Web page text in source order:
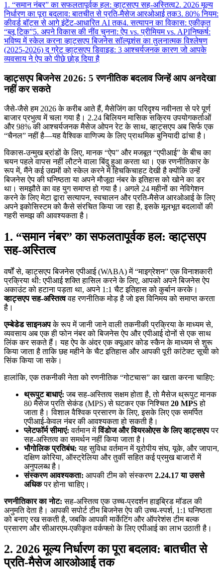
1. “समान नंबर” का सफलतापूर्वक हल: व्हाट्सएप सह-अस्तित्व2. 2026 मूल्य
निर्धारण का पूरा बदलाव: बातचीत से प्रति-मैसेज आरओआई तक3. 80% नियम:
कीवर्ड बॉट्स से आगे इंटेंट-आधारित AI तक4. सत्यापन का विकास: एकीकृत
“ब्लू टिक”5. अपने विकास की नींव चुनना: ऐप vs. प्रीमियम vs. APIनिष्कर्ष:
भविष्य में स्केल करनाव्हाट्सएप बिजनेस सॉल्यूशंस का तुलनात्मक विश्लेषण
(2025-2026)द ग्रेट व्हाट्सएप डिवाइड: 3 आश्चर्यजनक कारण जो आपके
व्यवसाय ने ऐप को पीछे छोड़ दिया है
व्हाट्सएप बिजनेस 2026: 5 रणनीतिक बदलाव जिन्हें आप अनदेखा
नहीं कर सकते
जैसे-जैसे हम 2026 के करीब आते हैं, मैसेजिंग का परिदृश्य नवीनता से परे पूर्ण
बाजार प्रभुत्व में चला गया है। 2.24 बिलियन मासिक सक्रिय उपयोगकर्ताओं
और 98% की आश्चर्यजनक मैसेज ओपन रेट के साथ, व्हाट्सएप अब सिर्फ एक
“चैनल” नहीं है—यह वैश्विक वाणिज्य के लिए प्राथमिक बुनियादी ढांचा है।
विकास-उन्मुख ब्रांडों के लिए, मानक “ऐप” और मजबूत “एपीआई” के बीच का
चयन पहले वापस नहीं लौटने वाला बिंदु हुआ करता था। एक रणनीतिकार के
रूप में, मैंने कई उद्यमों को स्केल करने में हिचकिचाहट देखी है क्योंकि उन्हें
बिजनेस ऐप की घनिष्ठता या अपने मौजूदा नंबर के इतिहास को खोने का डर
था। समझौते का वह युग समाप्त हो गया है। अगले 24 महीनों का नेविगेशन
करने के लिए मेटा द्वारा सत्यापन, स्वचालन और प्रति-मैसेज आरओआई के लिए
अपने इकोसिस्टम को कैसे संरचित किया जा रहा है, इसके मूलभूत बदलावों की
गहरी समझ की आवश्यकता है।
1. “समान नंबर” का सफलतापूर्वक हल: व्हाट्सएप
सह-अस्तित्व
वर्षों से, व्हाट्सएप बिजनेस एपीआई (WABA) में “माइग्रेशन” एक विनाशकारी
प्रक्रिया थी: एपीआई शक्ति हासिल करने के लिए, आपको अपने बिजनेस ऐप
अकाउंट को हटाना पड़ता था, अपने 1:1 चैट इतिहास को कुर्बान करके।
व्हाट्सएप सह-अस्तित्ववह रणनीतिक मोड़ है जो इस विनिमय को समाप्त करता
है।
एम्बेडेड साइनअपके रूप में जानी जाने वाली तकनीकी प्रक्रिया के माध्यम से,
व्यवसाय अब एक ही फोन नंबर को बिजनेस ऐप और एपीआई दोनों से एक साथ
लिंक कर सकते हैं। यह ऐप के अंदर एक क्यूआर कोड स्कैन के माध्यम से शुरू
किया जाता है ताकि छह महीने के चैट इतिहास और आपकी पूरी कांटेक्ट सूची को
सिंक किया जा सके।
हालांकि, एक तकनीकी नेता को रणनीतिक “गोटचास” का खाता करना चाहिए:
थ्रूपुट बाधाएं: जब सह-अस्तित्व सक्षम होता है, तो मैसेज थ्रूपुट मानक
80 मैसेज प्रति सेकंड (MPS) से घटकर एक निश्चित20 MPSहो
जाता है। विशाल वैश्विक प्रसारण के लिए, इसके लिए एक समर्पित
एपीआई-केवल नंबर की आवश्यकता हो सकती है।
प्लेटफॉर्म सीमाएं: वर्तमान मेंविंडोज और वियरओएस के लिए व्हाट्सएपपर
सह-अस्तित्व का समर्थन नहीं किया जाता है।
भौगोलिक प्रतिबंध: यह सुविधा वर्तमान में यूरोपीय संघ, यूके, और जापान,
दक्षिण कोरिया, ऑस्ट्रेलिया और तुर्की सहित कई प्रमुख बाजारों में
अनुपलब्ध है।
संस्करण आवश्यकता: आपकी टीम को संस्करण 2.24.17 या उससे
अधिकपर होना चाहिए।
रणनीतिकार का नोट: सह-अस्तित्व एक उच्च-प्रदर्शन हाइब्रिड मॉडल की
अनुमति देता है। आपकी सपोर्ट टीम बिजनेस ऐप की उच्च-स्पर्श, 1:1 घनिष्ठता
को बनाए रख सकती है, जबकि आपकी मार्केटिंग और ऑपरेशंस टीम बल्क
प्रसारण और सीआरएम-एकीकृत वर्कफ्लो के लिए एपीआई का लाभ उठाती है।
2. 2026 मूल्य निर्धारण का पूरा बदलाव: बातचीत से
प्रति-मैसेज आरओआई तक